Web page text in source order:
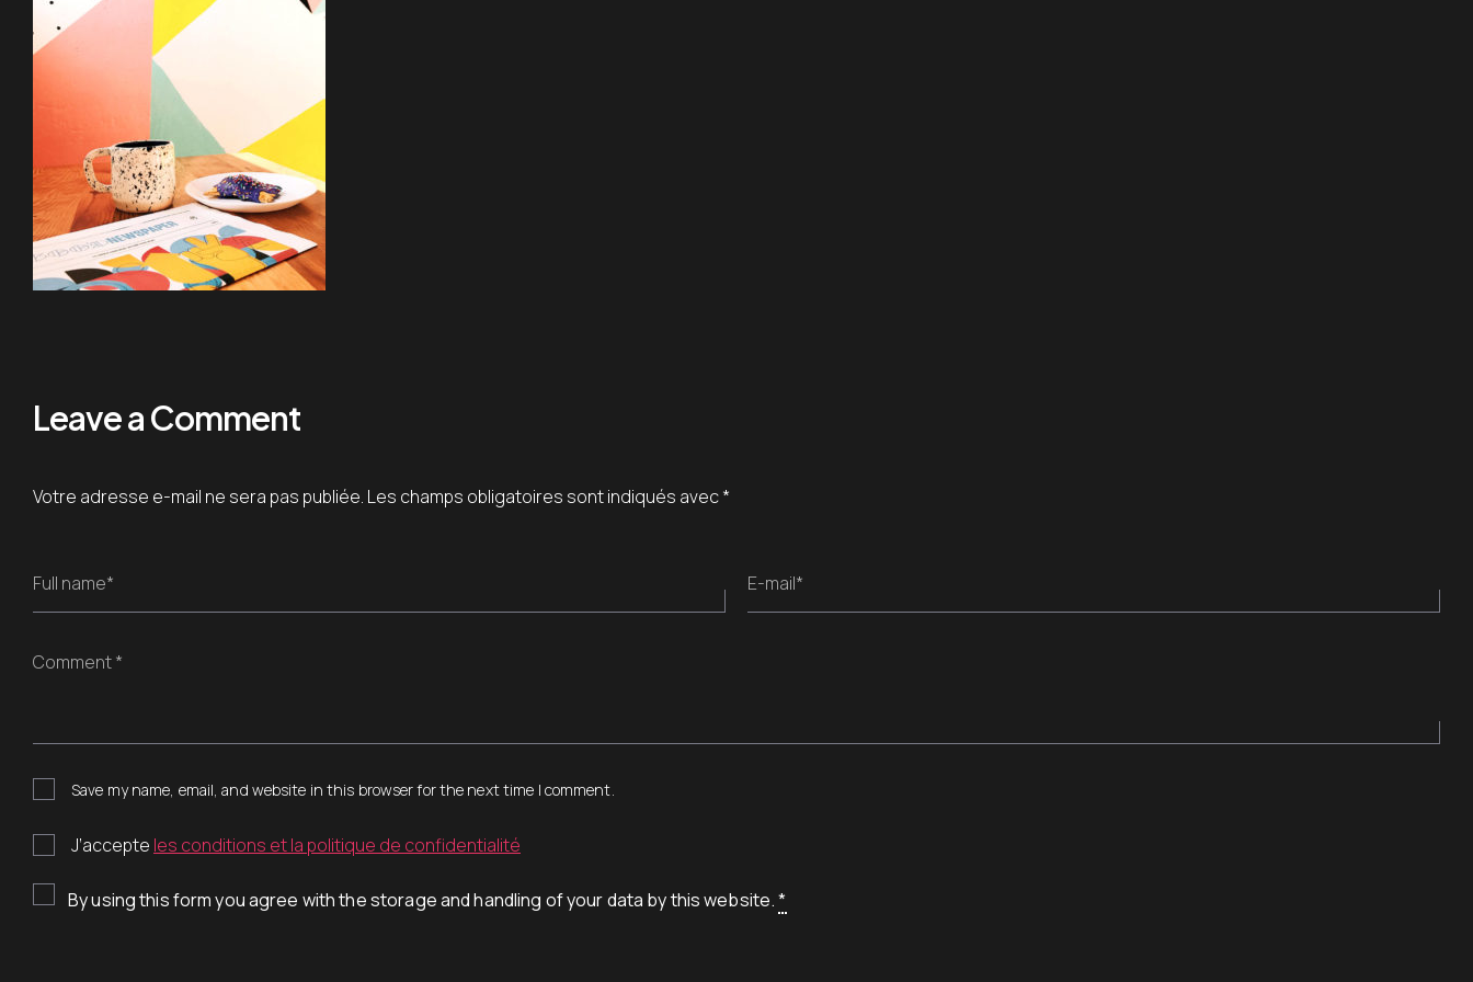
Leave a Comment
Votre adresse e-mail ne sera pas publiée. Les champs obligatoires sont indiqués avec*
Full name* E-mail*
Comment *
Save my name, email, and website in this browser for the next time I comment.
J’accepte les conditions et la politique de confidentialité
By using this form you agree with the storage and handling of your data by this website.*